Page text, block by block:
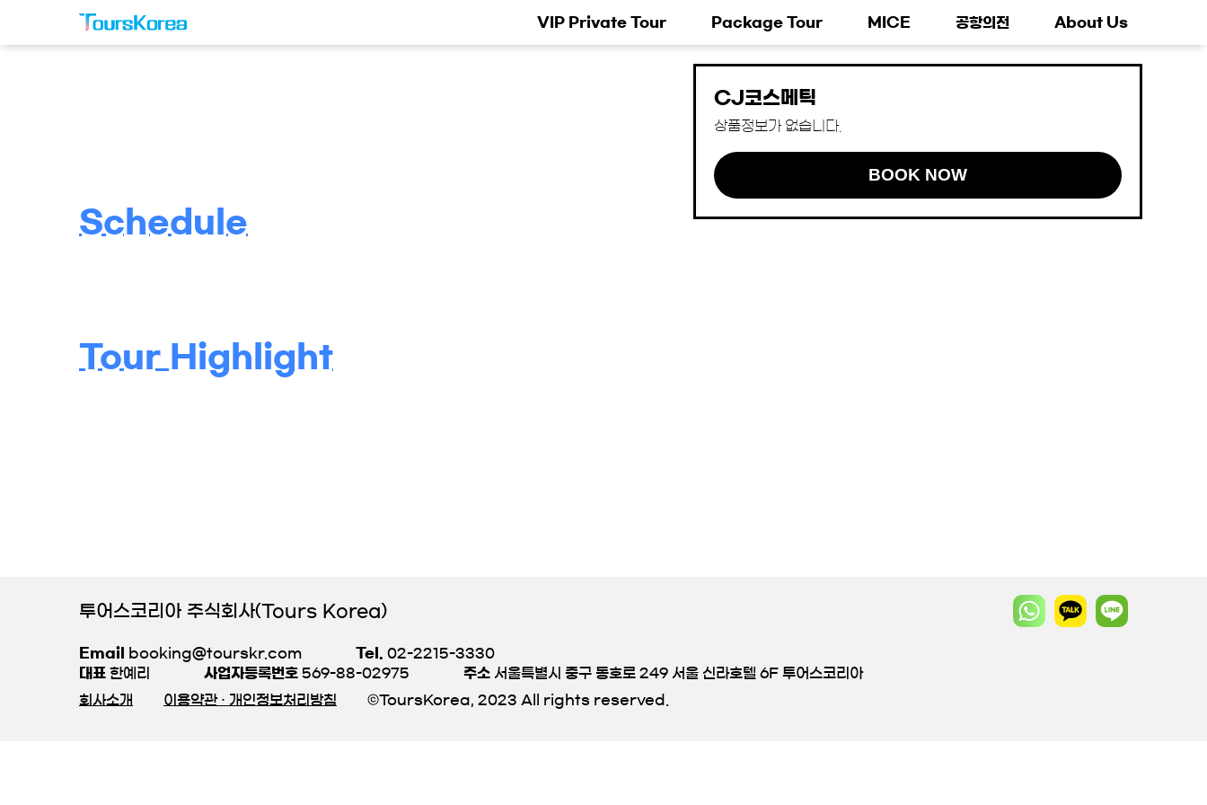
VIP Private Tour Package Tour MICE 공항의전 About Us
CJ코스메틱
상품정보가 없습니다.
BOOK NOW
Schedule
Tour Highlight
투어스코리아 주식회사(Tours Korea)
Email booking@tourskr.com Tel.
02-2215-3330
대표 한예리 사업자등록번호 569-88-02975 주소 서울특별시 중구 동호로 249 서울 신라호텔 6F 투어스코리아
회사소개
이용약관 · 개인정보처리방침 ©ToursKorea, 2023 All rights reserved.